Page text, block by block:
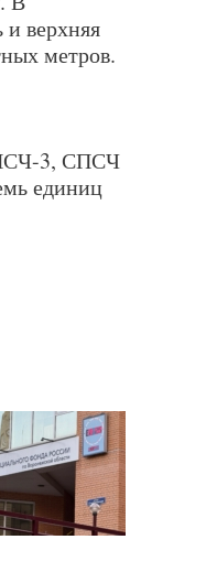
верхняя
метров.
3, СПСЧ
единиц